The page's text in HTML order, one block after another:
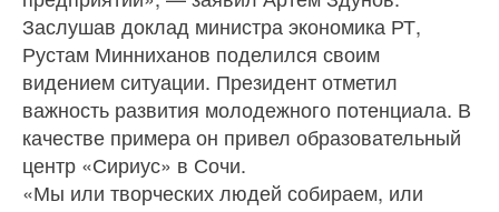
Заслушав доклад министра экономика РТ,
Рустам Минниханов поделился своим
видением ситуации. Президент отметил
важность развития молодежного потенциала. В
качестве примера он привел образовательный
центр «Сириус» в Сочи.
«Мы или творческих людей собираем, или